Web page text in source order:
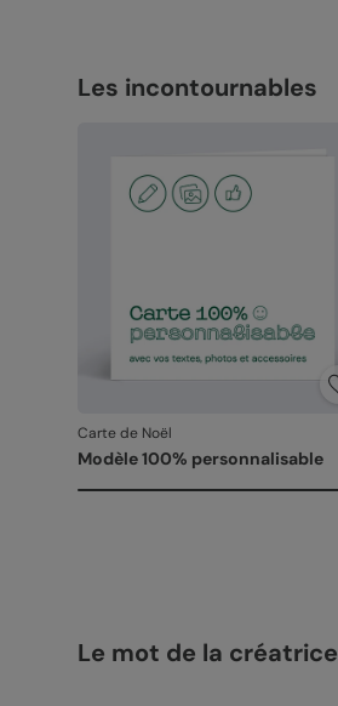
Les incontournables
Carte de Noël
Modèle 100% personnalisable
Le mot de la créatrice